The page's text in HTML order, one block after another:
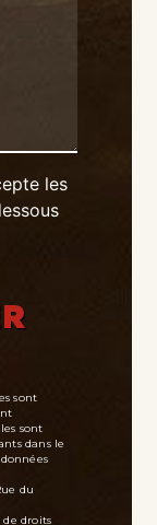
les
sont
sont
dans le
du
de droits